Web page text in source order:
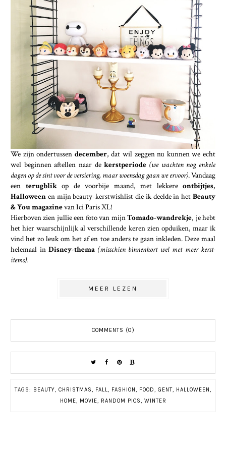
We zijn ondertussen december, dat wil zeggen nu kunnen we echt
wel beginnen aftellen naar dekerstperiode (we wachten nog enkele
dagen op de sint voor de versiering, maar woensdag gaan we ervoor). Vandaag
een terugblikop de voorbije maand, met lekkere ontbijtjes,
Halloween en mijn beauty-kerstwishlist die ik deelde in het Beauty
& You magazinevan Ici Paris XL!
Hierboven zien jullie een foto van mijnTomado-wandrekje, je hebt
het hier waarschijnlijk al verschillende keren zien opduiken, maar ik
vind het zo leuk om het af en toe anders te gaan inkleden. Deze maal
helemaal in Disney-thema (misschien binnenkort wel met meer kerst-
items).
MEER LEZEN
COMMENTS (0)
TAGS: BEAUTY, CHRISTMAS, FALL, FASHION, FOOD, GENT, HALLOWEEN,
HOME, MOVIE, RANDOM PICS, WINTER